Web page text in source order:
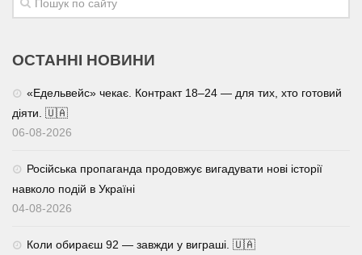
ОСТАННІ НОВИНИ
«Едельвейс» чекає. Контракт 18–24 — для тих, хто готовий
діяти. 🇺🇦
06-08-2026
Російська пропаганда продовжує вигадувати нові історії
навколо подій в Україні
04-08-2026
Коли обираєш 92 — завжди у виграші. 🇺🇦